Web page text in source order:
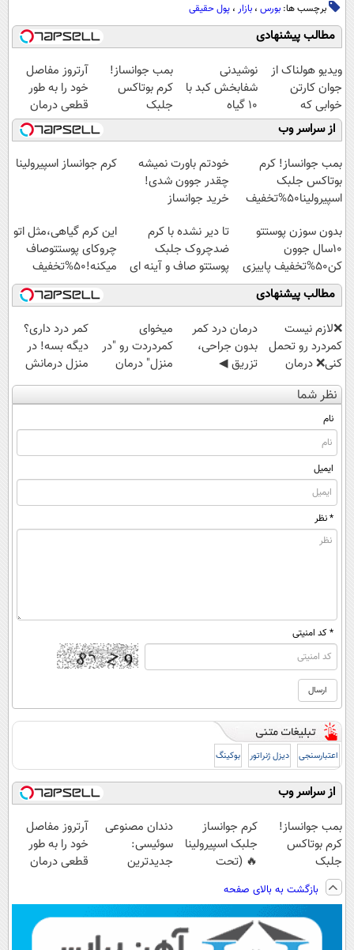
برچسب ها: بورس ، بازار ، پول حقیقی
مطالب پیشنهادی
ویدیو هولناک از
جوان کارتن
خوابی که
میلیاردر شد.
آموزش رایگان
نوشیدنی
شفابخش کبد با
10 گیاه
موثر(تخفیف تا
امشب)
بمب جوانساز!
کرم بوتاکس
جلبک
اسپیرولینا50%تخفیف
آرتروز مفاصل
خود را به طور
قطعی درمان
کنید!
◗پرسش‌نامه◖
از سراسر وب
بمب جوانساز! کرم
بوتاکس جلبک
اسپیرولینا50%تخفیف
خودتم باورت نمیشه
چقدر جوون شدی!
خرید جوانساز
ویژه
کرم جوانساز اسپیرولینا
بدون سوزن پوستتو
10سال جوون
کن50%تخفیف پاییزی
تا دیر نشده با کرم
ضدچروک جلبک
پوستتو صاف و آینه ای
کن!
این کرم گیاهی،مثل اتو
چروکای پوستتوصاف
میکنه!50%تخفیف
مطالب پیشنهادی
❌لازم نیست
کمردرد رو تحمل
کنی❌ درمان
بدون جراحی و
قرص
(پرسشنامه)
درمان درد کمر
بدون جراحی،
تزریق ◀
پرسش‌نامه رو پر
کن ▶
میخوای
کمردردت رو "در
منزل" درمان
کنی؟ (◂فیلم +
◂پرسش‌نامه)
کمر درد داری؟
دیگه بسه! در
منزل درمانش
کن
(◀پرسش‌نامه)
نظر شما
نام
ایمیل
* نظر
* کد امنیتی
اعتبارسنجی دیزل ژنراتور بوکینگ
از سراسر وب
بمب جوانساز!
کرم بوتاکس
جلبک
اسپیرولینا50%تخفیف
کرم جوانساز
جلبک اسپیرولینا
🔥 (تحت
دندان مصنوعی
سوئیسی:
جدیدترین
پرداخت قسطی
آرتروز مفاصل
خود را به طور
قطعی درمان
بازگشت به بالای صفحه